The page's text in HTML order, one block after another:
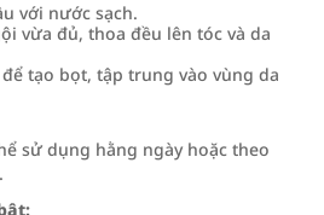
với nước sạch.
vừa đủ, thoa đều lên tóc và da
tạo bọt, tập trung vào vùng da
sử dụng hằng ngày hoặc theo